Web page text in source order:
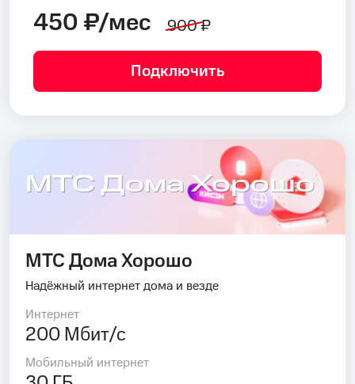
450 ₽/мес 900 ₽
Подключить
МТС Дома Хорошо
МТС Дома Хорошо
Надёжный интернет дома и везде
Интернет
200 Мбит/с
Мобильный интернет